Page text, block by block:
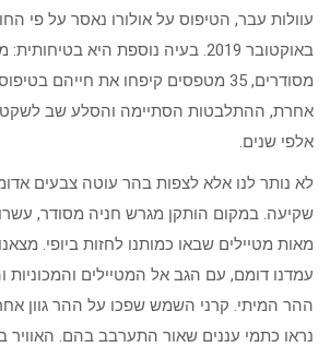
באוקטובר 2019. בעיה נוספת היא
מסודרים, 35 מטפסים קיפחו את חייהם
אחרת, ההתלבטות הסתיימה והסלע שב לשקט
אלפי שנים.
לא נותר לנו אלא לצפות בהר עוטה צבעים
שקיעה. במקום הותקן מגרש חניה מסודר,
מאות מטיילים שבאו כמותנו לחזות ביופי.
עמדנו דומם, עם הגב אל המטיילים
ההר המיתי. קרני השמש שפכו על ההר גוון
נראו כתמי עננים שאור התערבב בהם.